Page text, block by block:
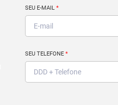
SEU E-MAIL *
SEU TELEFONE *